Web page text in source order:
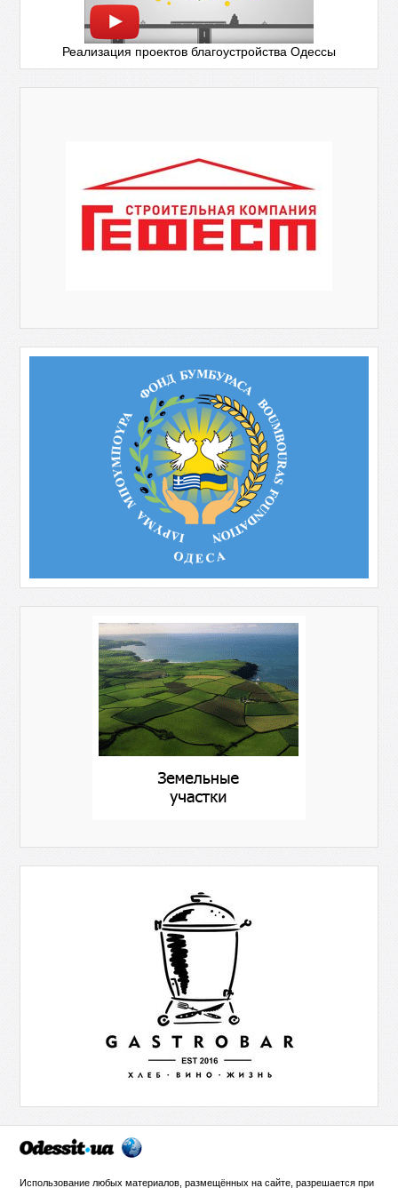
Реализация проектов благоустройства Одессы
Использование любых материалов, размещённых на сайте, разрешается при